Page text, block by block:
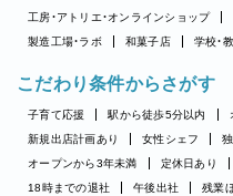
工房・アトリエ・オンラインショップ
製造工場・ラボ
和菓子店 学校・
こだわり条件からさがす
子育て応援 駅から徒歩5分以内
新規出店計画あり
女性シェフ
オープンから3年未満
定休日あり
18時までの退社
午後出社 残業